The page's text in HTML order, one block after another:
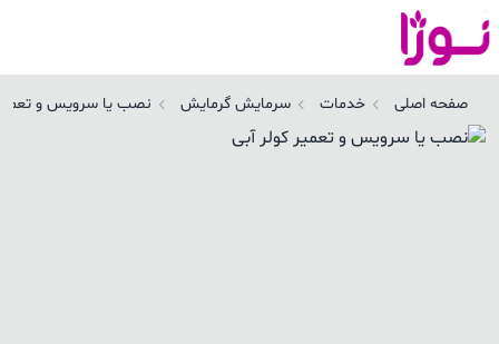
صفحه اصلی خدمات سرمایش گرمایش نصب یا سرویس و تعمیر